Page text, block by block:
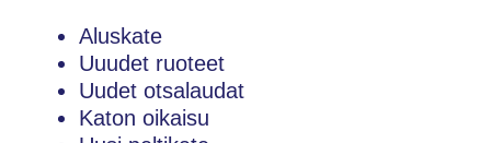
Aluskate
Uuudet ruoteet
Uudet otsalaudat
Katon oikaisu